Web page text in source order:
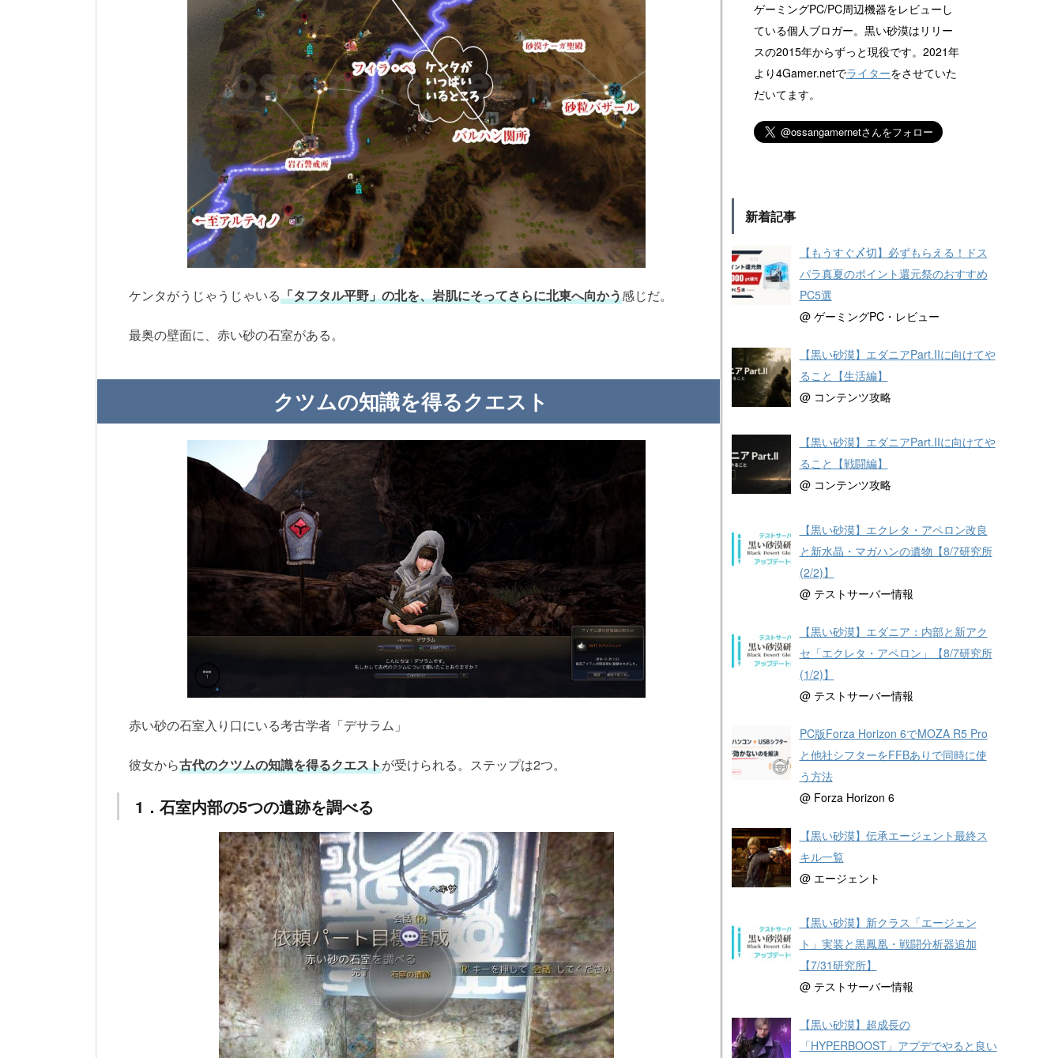
ケンタがうじゃうじゃいる「タフタル平野」の北を、岩肌にそってさらに北東へ向かう感じだ。
最奥の壁面に、赤い砂の石室がある。
クツムの知識を得るクエスト
赤い砂の石室入り口にいる考古学者「デサラム」
彼女から古代のクツムの知識を得るクエストが受けられる。ステップは2つ。
1．石室内部の5つの遺跡を調べる
ゲーミングPC/PC周辺機器をレビューし
ている個人ブロガー。黒い砂漠はリリー
スの2015年からずっと現役です。2021年
より4Gamer.netでライターをさせていた
だいてます。
新着記事
【もうすぐ〆切】必ずもらえる！ドス
パラ真夏のポイント還元祭のおすすめ
PC5選
@ ゲーミングPC・レビュー
【黒い砂漠】エダニアPart.IIに向けてや
ること【生活編】
@ コンテンツ攻略
【黒い砂漠】エダニアPart.IIに向けてや
ること【戦闘編】
@ コンテンツ攻略
【黒い砂漠】エクレタ・アペロン改良
と新水晶・マガハンの遺物【8/7研究所
(2/2)】
@ テストサーバー情報
【黒い砂漠】エダニア：内部と新アク
セ「エクレタ・アペロン」【8/7研究所
(1/2)】
@ テストサーバー情報
PC版Forza Horizon 6でMOZA R5 Pro
と他社シフターをFFBありで同時に使
う方法
@ Forza Horizon 6
【黒い砂漠】伝承エージェント最終ス
キル一覧
@ エージェント
【黒い砂漠】新クラス「エージェン
ト」実装と黒鳳凰・戦闘分析器追加
【7/31研究所】
@ テストサーバー情報
【黒い砂漠】超成長の
「HYPERBOOST」アプデでやると良い